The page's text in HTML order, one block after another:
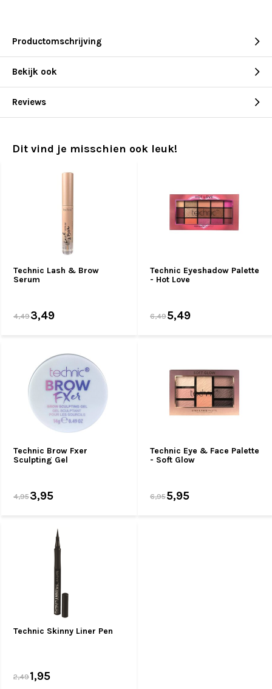
Productomschrijving
Bekijk ook
Reviews
Dit vind je misschien ook leuk!
Technic Lash & Brow
Serum
4,493,49
Technic Eyeshadow Palette
- Hot Love
6,495,49
Technic Brow Fxer
Sculpting Gel
4,953,95
Technic Eye & Face Palette
- Soft Glow
6,955,95
Technic Skinny Liner Pen
2,491,95